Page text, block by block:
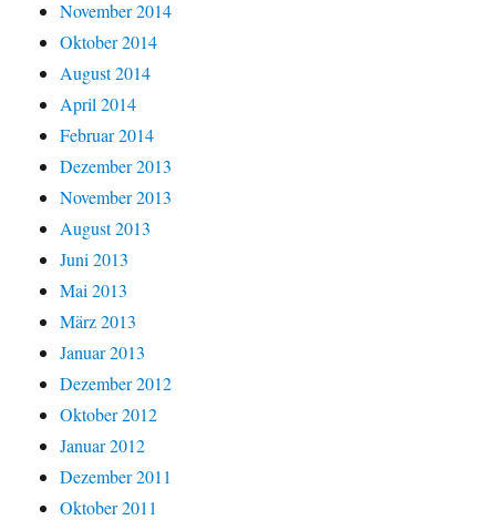
November 2014
Oktober 2014
August 2014
April 2014
Februar 2014
Dezember 2013
November 2013
August 2013
Juni 2013
Mai 2013
März 2013
Januar 2013
Dezember 2012
Oktober 2012
Januar 2012
Dezember 2011
Oktober 2011